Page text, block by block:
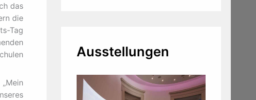
das
die
Tag
Ausstellungen